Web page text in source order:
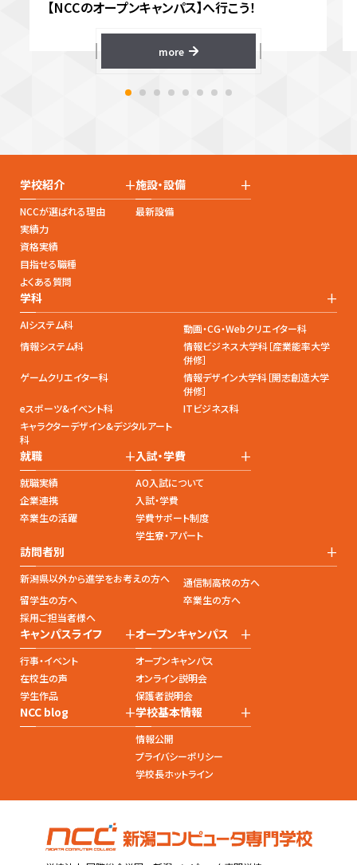
【NCCのオープンキャンパス】へ行こう！
more
学校紹介 +
NCCが選ばれる理由
実績力
資格実績
目指せる職種
よくある質問
施設・設備 +
最新設備
学科 +
AIシステム科
動画・CG・Webクリエイター科
情報システム科
情報ビジネス大学科［産業能率大学
併修］
ゲームクリエイター科
情報デザイン大学科［開志創造大学
併修］
eスポーツ&イベント科
ITビジネス科
キャラクターデザイン&デジタルアート
科
就職 +
就職実績
企業連携
卒業生の活躍
入試・学費 +
AO入試について
入試・学費
学費サポート制度
学生寮・アパート
訪問者別 +
新潟県以外から進学をお考えの方へ
通信制高校の方へ
留学生の方へ
卒業生の方へ
採用ご担当者様へ
キャンパスライフ +
行事・イベント
在校生の声
学生作品
オープンキャンパス +
オープンキャンパス
オンライン説明会
保護者説明会
NCC blog +学校基本情報 +
情報公開
プライバシーポリシー
学校長ホットライン